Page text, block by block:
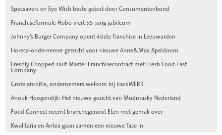
Specsavers en Eye Wish beste getest door Consumentenbond
Franchiseformule Hubo viert 55-jarig jubileum
Johnny’s Burger Company opent 40ste franchise in Leeuwarden
Horeca-ondernemer gezocht voor nieuwe Anne&Max Apeldoorn
Freshly Chopped sluit Master Franchisecontract met Fresh Food Fast
Company
Grote ambitie, ondernemers welkom bij backWERK
Anouk Hoogendijk: Het nieuwe gezicht van Mudmasky Nederland
Food Connect neemt branchegenoot Eten met gemak over
Kwalitaria en Antea gaan samen een nieuwe fase in